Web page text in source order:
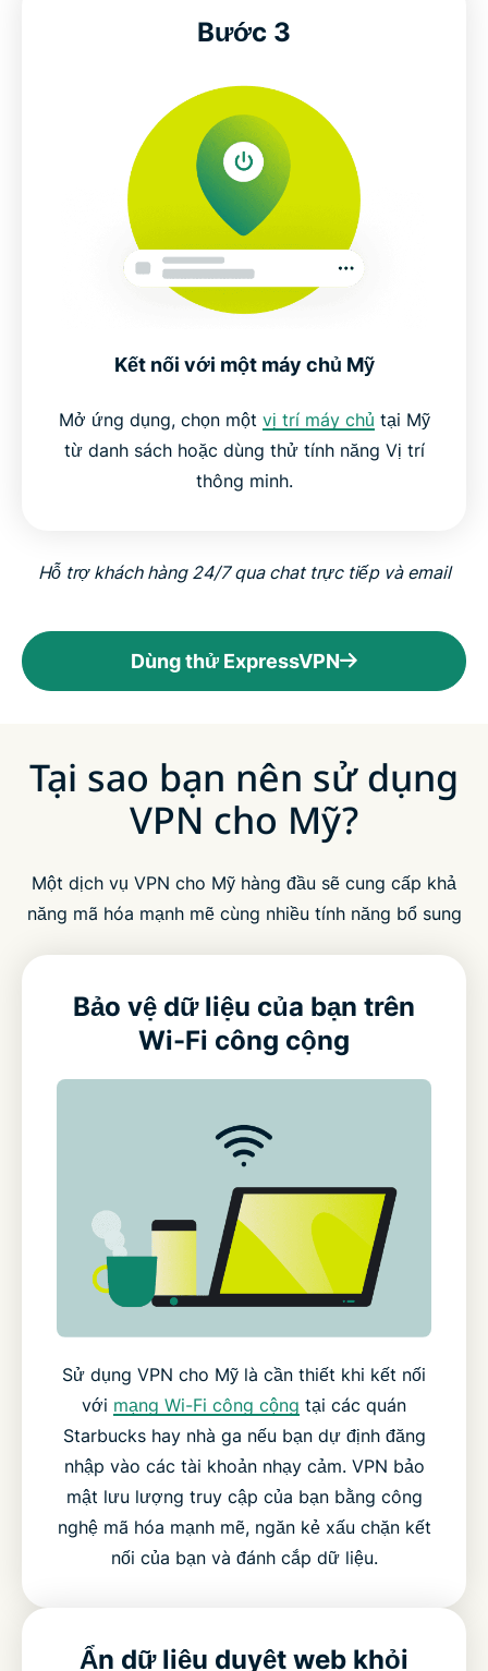
Bước 3
Kết nối với một máy chủ Mỹ
Mở ứng dụng, chọn một vị trí máy chủ tại Mỹ
từ danh sách hoặc dùng thử tính năng Vị trí
thông minh.
Hỗ trợ khách hàng 24/7 qua chat trực tiếp và email
Dùng thử ExpressVPN
Tại sao bạn nên sử dụng
VPN cho Mỹ?
Một dịch vụ VPN cho Mỹ hàng đầu sẽ cung cấp khả
năng mã hóa mạnh mẽ cùng nhiều tính năng bổ sung
Bảo vệ dữ liệu của bạn trên
Wi-Fi công cộng
Sử dụng VPN cho Mỹ là cần thiết khi kết nối
với mạng Wi-Fi công cộng tại các quán
Starbucks hay nhà ga nếu bạn dự định đăng
nhập vào các tài khoản nhạy cảm. VPN bảo
mật lưu lượng truy cập của bạn bằng công
nghệ mã hóa mạnh mẽ, ngăn kẻ xấu chặn kết
nối của bạn và đánh cắp dữ liệu.
Ẩn dữ liệu duyệt web khỏi